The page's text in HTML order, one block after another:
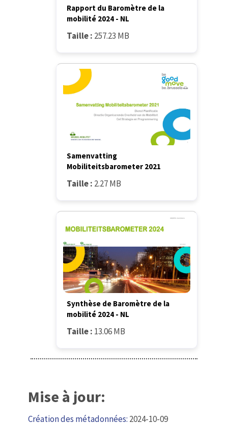
Rapport du Baromètre de la
mobilité 2024 - NL
Taille : 257.23 MB
Samenvatting
Mobiliteitsbarometer 2021
Taille : 2.27 MB
Synthèse de Baromètre de la
mobilité 2024 - NL
Taille : 13.06 MB
Mise à jour:
Création des métadonnées: 2024-10-09